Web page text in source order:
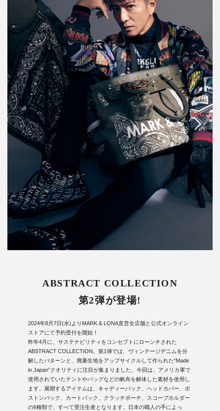
ABSTRACT COLLECTION
第2弾が登場!
2024年8月7日(水)よりMARK & LONA直営全店舗と公式オンライン
ストアにて予約受付を開始！
昨年4月に、サステナビリティをコンセプトにローンチされた
ABSTRACT COLLECTION。第1弾では、ヴィンテージデニムを分
解したパターンと、廃棄生地をアップサイクルして作られた“Made
in Japan”クオリティに注目が集まりました。今回は、アメリカ軍で
使用されていたテントやバッグなどの帆布を解体した素材を使用し
ます。展開するアイテムは、キャディーバック、ヘッドカバー、ボ
ストンバック、カートバック、クラッチポーチ、スコープホルダー
の6種類で、すべて受注生産となります。日本の職人の手によっ